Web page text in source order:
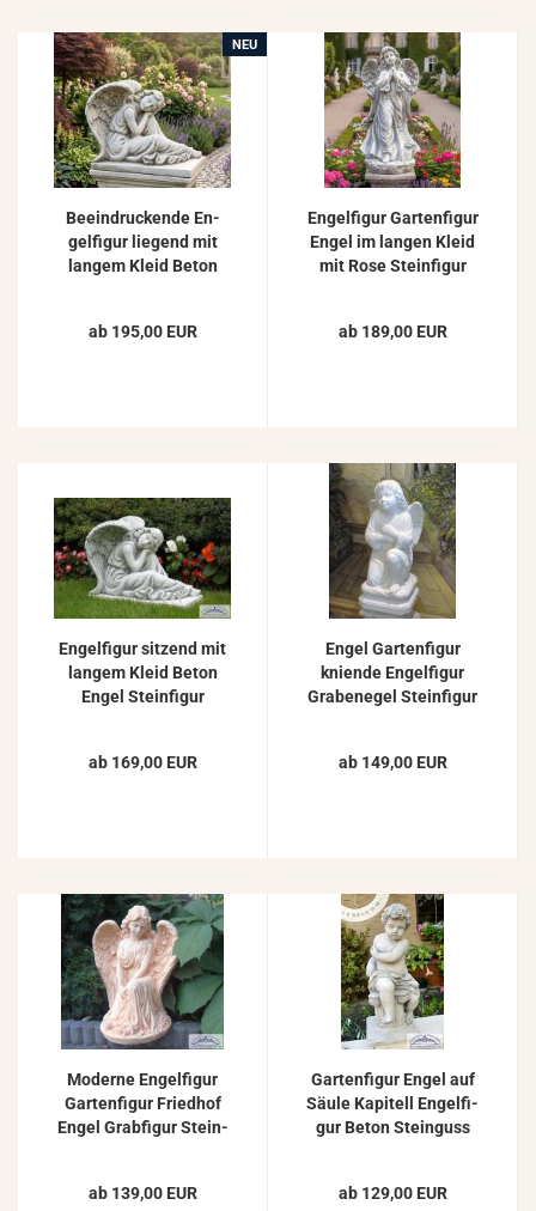
NEU
Be­ein­dru­cken­de En­
gel­fi­gur lie­gend mit
lan­gem Kleid Beton
ab 195,00 EUR
En­gel­fi­gur Gar­ten­fi­gur
Engel im lan­gen Kleid
mit Rose Stein­fi­gur
ab 189,00 EUR
En­gel­fi­gur sit­zend mit
lan­gem Kleid Beton
Engel Stein­fi­gur
ab 169,00 EUR
Engel Gar­ten­fi­gur
knien­de En­gel­fi­gur
Gra­bene­gel Stein­fi­gur
ab 149,00 EUR
Mo­der­ne En­gel­fi­gur
Gar­ten­fi­gur Fried­hof
Engel Grab­fi­gur Stein­
ab 139,00 EUR
Gar­ten­fi­gur Engel auf
Säule Ka­pi­tell En­gel­fi­
gur Beton Stein­guss
ab 129,00 EUR